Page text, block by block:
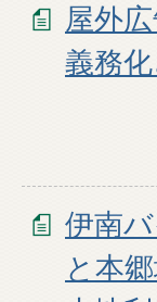
屋外
義務
伊南
と本